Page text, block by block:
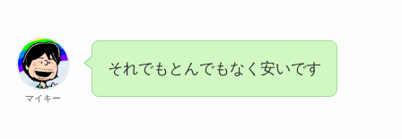
マイキー
それでもとんでもなく安いです